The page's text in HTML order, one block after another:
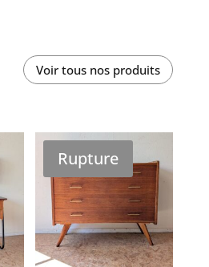
Voir tous nos produits
Rupture